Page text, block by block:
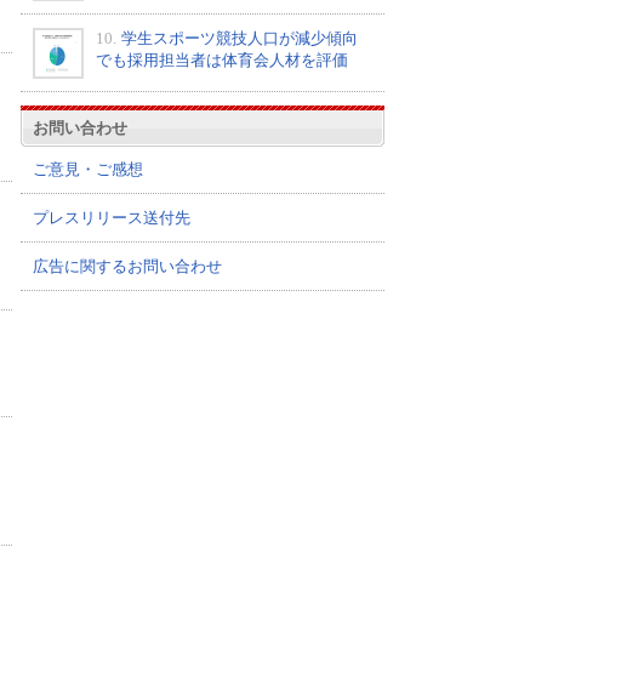
10. 学生スポーツ競技人口が減少傾向
でも採用担当者は体育会人材を評価
お問い合わせ
ご意見・ご感想
プレスリリース送付先
広告に関するお問い合わせ